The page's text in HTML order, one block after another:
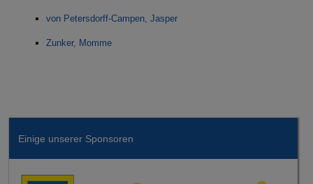
von Petersdorff-Campen, Jasper
Zunker, Momme
Einige unserer Sponsoren